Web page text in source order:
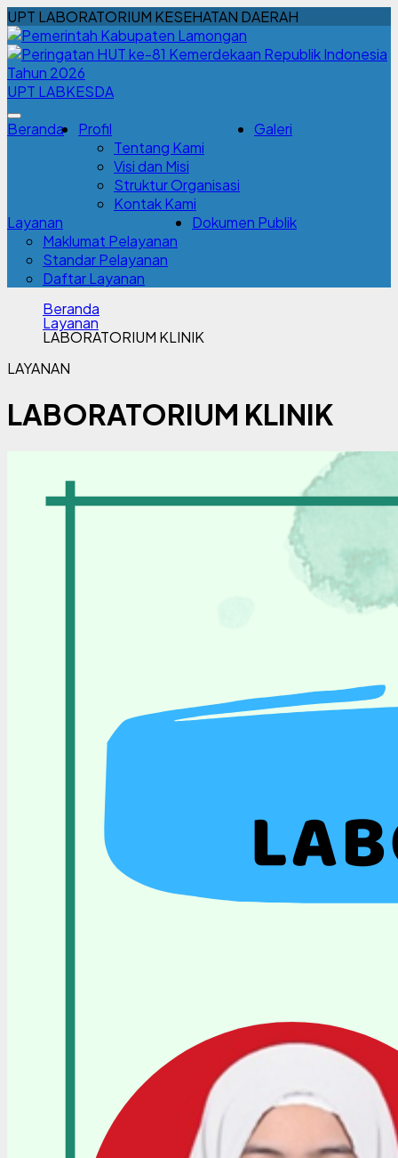
UPT LABORATORIUM KESEHATAN DAERAH
UPT LABKESDA
Beranda
Profil
Tentang Kami
Visi dan Misi
Struktur Organisasi
Kontak Kami
Galeri
Layanan
Maklumat Pelayanan
Standar Pelayanan
Daftar Layanan
Dokumen Publik
Beranda
Layanan
LABORATORIUM KLINIK
LAYANAN
LABORATORIUM KLINIK